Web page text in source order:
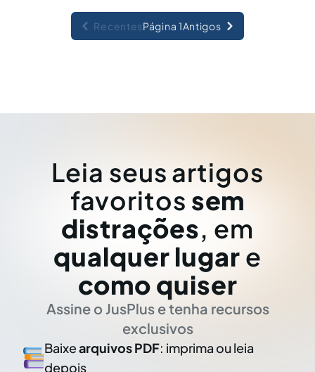
RecentesPágina 1Antigos
Leia seus artigos
favoritos sem
distrações, em
qualquer lugar e
como quiser
Assine o JusPlus e tenha recursos
exclusivos
Baixearquivos PDF: imprima ou leia
depois